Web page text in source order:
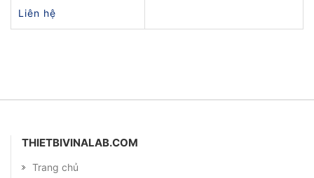
Liên hệ
THIETBIVINALAB.COM
Trang chủ